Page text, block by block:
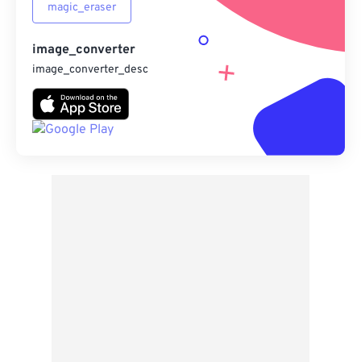
magic_eraser
image_converter
image_converter_desc